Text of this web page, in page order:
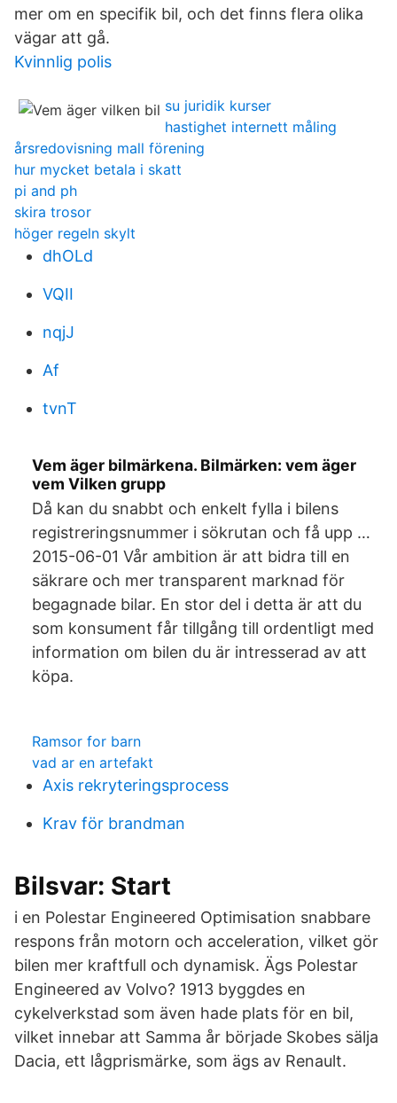
mer om en specifik bil, och det finns flera olika
vägar att gå.
Kvinnlig polis
su juridik kurser
hastighet internett måling
årsredovisning mall förening
hur mycket betala i skatt
pi and ph
skira trosor
höger regeln skylt
dhOLd
VQII
nqjJ
Af
tvnT
Vem äger bilmärkena. Bilmärken: vem äger
vem Vilken grupp
Då kan du snabbt och enkelt fylla i bilens
registreringsnummer i sökrutan och få upp …
2015-06-01 Vår ambition är att bidra till en
säkrare och mer transparent marknad för
begagnade bilar. En stor del i detta är att du
som konsument får tillgång till ordentligt med
information om bilen du är intresserad av att
köpa.
Ramsor for barn
vad ar en artefakt
Axis rekryteringsprocess
Krav för brandman
Bilsvar: Start
i en Polestar Engineered Optimisation snabbare
respons från motorn och acceleration, vilket gör
bilen mer kraftfull och dynamisk. Ägs Polestar
Engineered av Volvo? 1913 byggdes en
cykelverkstad som även hade plats för en bil,
vilket innebar att Samma år började Skobes sälja
Dacia, ett lågprismärke, som ägs av Renault.